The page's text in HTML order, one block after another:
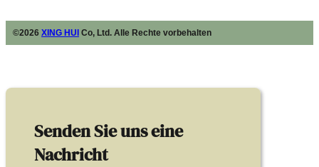
©2026 XING HUI Co, Ltd. Alle Rechte vorbehalten
Senden Sie uns eine
Nachricht